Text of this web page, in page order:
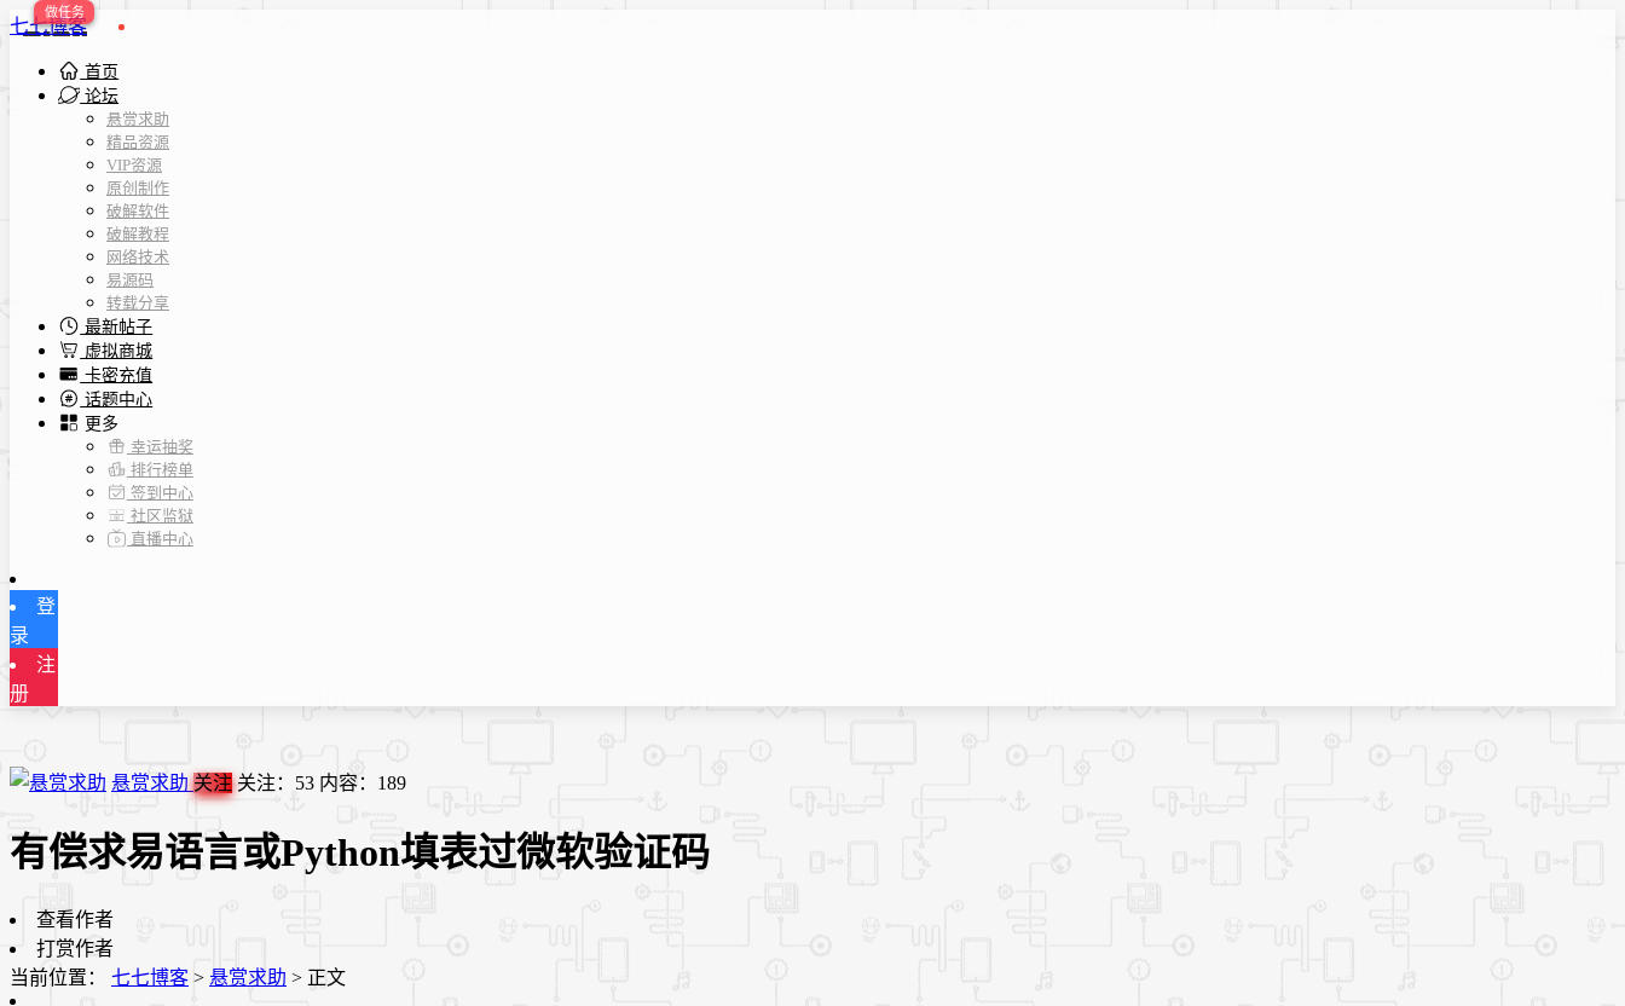
七七博客
首页
论坛
悬赏求助
精品资源
VIP资源
原创制作
破解软件
破解教程
网络技术
易源码
转载分享
最新帖子
虚拟商城
卡密充值
话题中心
更多
幸运抽奖
排行榜单
签到中心
社区监狱
直播中心
登
录
注
册
悬赏求助关注 关注： 53 内容： 189
有偿求易语言或Python填表过微软验证码
查看作者
打赏作者
当前位置： 七七博客 > 悬赏求助 > 正文